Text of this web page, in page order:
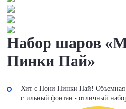
Набор шаров
Пинки Пай»
Хит с Пони Пинки Пай! Объемная
стильный фонтан - отличный